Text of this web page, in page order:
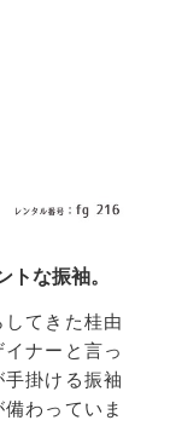
トな振袖。
てきた桂由
ナーと言っ
掛ける振袖
わっていま